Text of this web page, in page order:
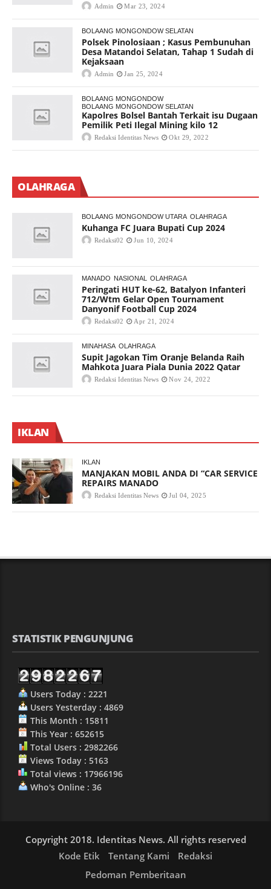
Admin Mar 23, 2024
BOLAANG MONGONDOW SELATAN
Polsek Pinolosiaan ; Kasus Pembunuhan
Desa Matandoi Selatan, Tahap 1 Sudah di
Kejaksaan
Admin Jan 25, 2024
BOLAANG MONGONDOW
BOLAANG MONGONDOW SELATAN
Kapolres Bolsel Bantah Terkait isu Dugaan
Pemilik Peti Ilegal Mining kilo 12
Redaksi Identitas News Okt 29, 2022
OLAHRAGA
BOLAANG MONGONDOW UTARA OLAHRAGA
Kuhanga FC Juara Bupati Cup 2024
Redaksi02 Jun 10, 2024
MANADO NASIONAL OLAHRAGA
Peringati HUT ke-62, Batalyon Infanteri
712/Wtm Gelar Open Tournament
Danyonif Football Cup 2024
Redaksi02 Apr 21, 2024
MINAHASA OLAHRAGA
Supit Jagokan Tim Oranje Belanda Raih
Mahkota Juara Piala Dunia 2022 Qatar
Redaksi Identitas News Nov 24, 2022
IKLAN
IKLAN
MANJAKAN MOBIL ANDA DI “CAR SERVICE
REPAIRS MANADO
Redaksi Identitas News Jul 04, 2025
STATISTIK PENGUNJUNG
Users Today : 2221
Users Yesterday : 4869
This Month : 15811
This Year : 652615
Total Users : 2982266
Views Today : 5163
Total views : 17966196
Who's Online : 36
Copyright 2018. Identitas News. All rights reserved
Kode Etik
Tentang Kami
Redaksi
Pedoman Pemberitaan